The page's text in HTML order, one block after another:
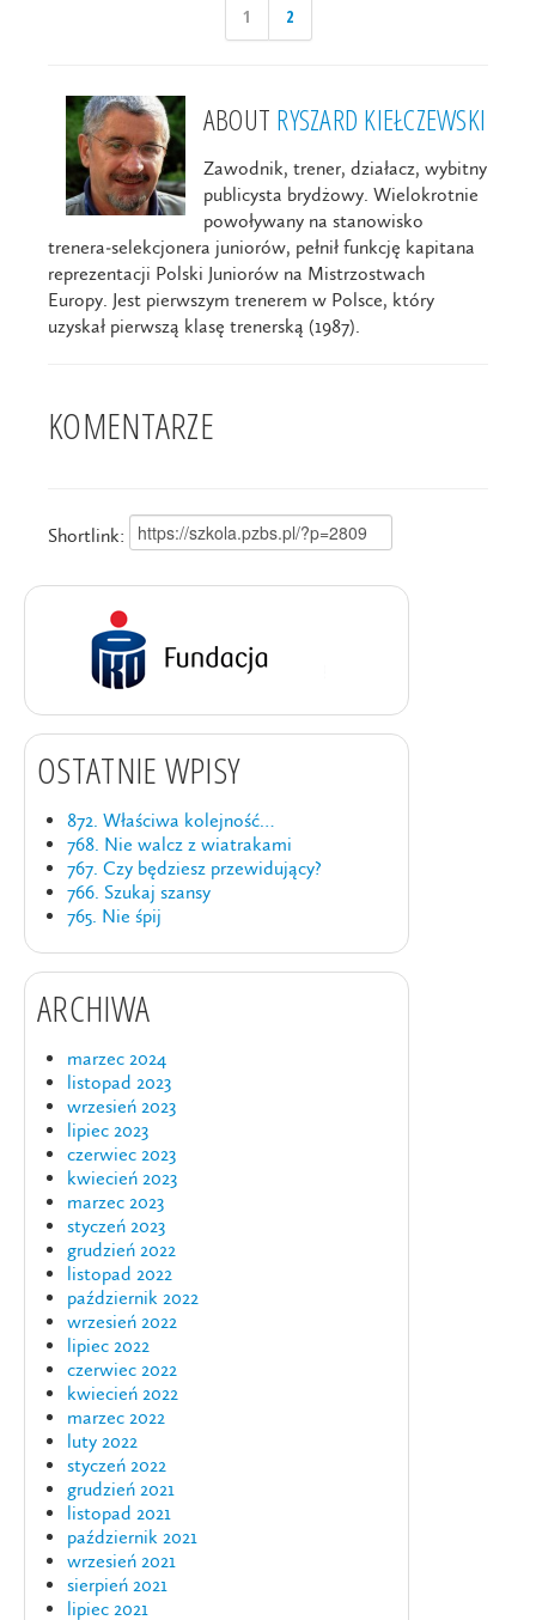
1 2
ABOUT RYSZARD KIEŁCZEWSKI
Zawodnik, trener, działacz, wybitny
publicysta brydżowy. Wielokrotnie
powoływany na stanowisko
trenera-selekcjonera juniorów, pełnił funkcję kapitana
reprezentacji Polski Juniorów na Mistrzostwach
Europy. Jest pierwszym trenerem w Polsce, który
uzyskał pierwszą klasę trenerską (1987).
KOMENTARZE
Shortlink:
OSTATNIE WPISY
872. Właściwa kolejność…
768. Nie walcz z wiatrakami
767. Czy będziesz przewidujący?
766. Szukaj szansy
765. Nie śpij
ARCHIWA
marzec 2024
listopad 2023
wrzesień 2023
lipiec 2023
czerwiec 2023
kwiecień 2023
marzec 2023
styczeń 2023
grudzień 2022
listopad 2022
październik 2022
wrzesień 2022
lipiec 2022
czerwiec 2022
kwiecień 2022
marzec 2022
luty 2022
styczeń 2022
grudzień 2021
listopad 2021
październik 2021
wrzesień 2021
sierpień 2021
lipiec 2021